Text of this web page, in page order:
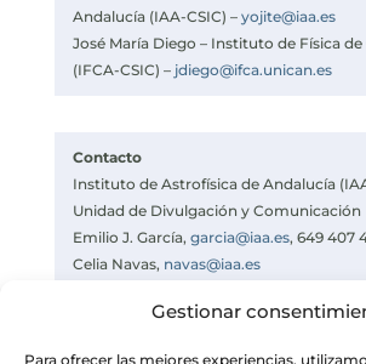
Gestionar
Para ofrecer las mejores experiencias,
Andalucía (IAA-CSIC) – yojite@iaa.es
José María Diego – Instituto de Física
(IFCA-CSIC) – jdiego@ifca.unican.es
Contacto
Instituto de Astrofísica de Andalucía
Unidad de Divulgación y Comunicación
Emilio J. García, garcia@iaa.es, 649 407
Celia Navas, navas@iaa.es
https://www.iaa.csic.es